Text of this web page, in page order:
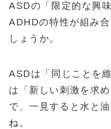
ASDの「限定的な興
ADHDの特性が組み
しょうか。
ASDは「同じことを
は「新しい刺激を求
で、一見すると水と
ね。